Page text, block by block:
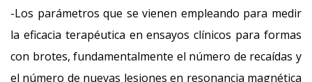
-Los parámetros que se vienen empleando para medir
la eficacia terapéutica en ensayos clínicos para formas
con brotes, fundamentalmente el número de recaídas y
el número de nuevas lesiones en resonancia magnética